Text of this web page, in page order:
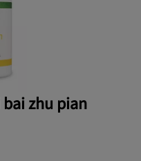
zhu pian